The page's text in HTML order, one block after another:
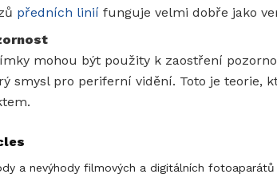
předních linií funguje velmi dobře jako
mohou být použity k zaostření
smysl pro periferní vidění. Toto je teorie,
a nevýhody filmových a digitálních fotoaparátů